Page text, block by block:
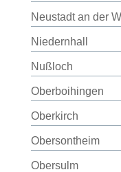
Neustadt an der
Niedernhall
Nußloch
Oberboihingen
Oberkirch
Obersontheim
Obersulm